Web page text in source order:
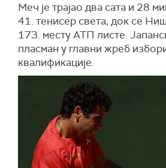
Меч је трајао два сата и 28
41. тенисер света, док се
173. месту АТП листе.
пласман у главни жреб
квалификације.